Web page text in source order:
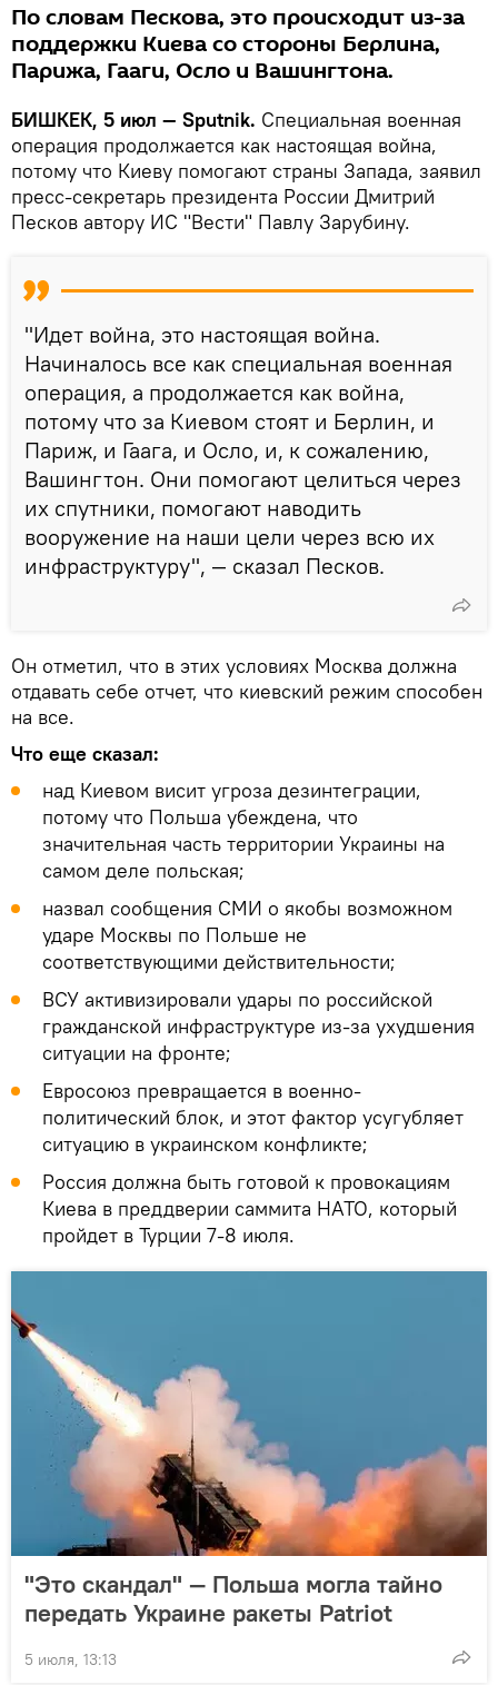
По словам Пескова, это происходит из-за
поддержки Киева со стороны Берлина,
Парижа, Гааги, Осло и Вашингтона.
БИШКЕК, 5 июл — Sputnik. Специальная военная
операция продолжается как настоящая война,
потому что Киеву помогают страны Запада, заявил
пресс-секретарь президента России Дмитрий
Песков автору ИС "Вести" Павлу Зарубину.
"Идет война, это настоящая война.
Начиналось все как специальная военная
операция, а продолжается как война,
потому что за Киевом стоят и Берлин, и
Париж, и Гаага, и Осло, и, к сожалению,
Вашингтон. Они помогают целиться через
их спутники, помогают наводить
вооружение на наши цели через всю их
инфраструктуру", — сказал Песков.
Он отметил, что в этих условиях Москва должна
отдавать себе отчет, что киевский режим способен
на все.
Что еще сказал:
над Киевом висит угроза дезинтеграции,
потому что Польша убеждена, что
значительная часть территории Украины на
самом деле польская;
назвал сообщения СМИ о якобы возможном
ударе Москвы по Польше не
соответствующими действительности;
ВСУ активизировали удары по российской
гражданской инфраструктуре из-за ухудшения
ситуации на фронте;
Евросоюз превращается в военно-
политический блок, и этот фактор усугубляет
ситуацию в украинском конфликте;
Россия должна быть готовой к провокациям
Киева в преддверии саммита НАТО, который
пройдет в Турции 7-8 июля.
"Это скандал" — Польша могла тайно
передать Украине ракеты Patriot
5 июля, 13:13